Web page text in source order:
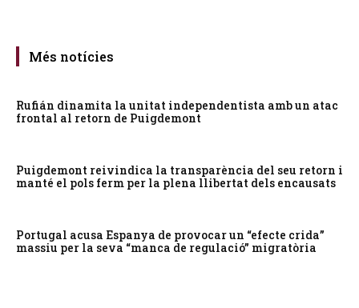
Més notícies
Rufián dinamita la unitat independentista amb un atac
frontal al retorn de Puigdemont
Puigdemont reivindica la transparència del seu retorn i
manté el pols ferm per la plena llibertat dels encausats
Portugal acusa Espanya de provocar un “efecte crida”
massiu per la seva “manca de regulació” migratòria